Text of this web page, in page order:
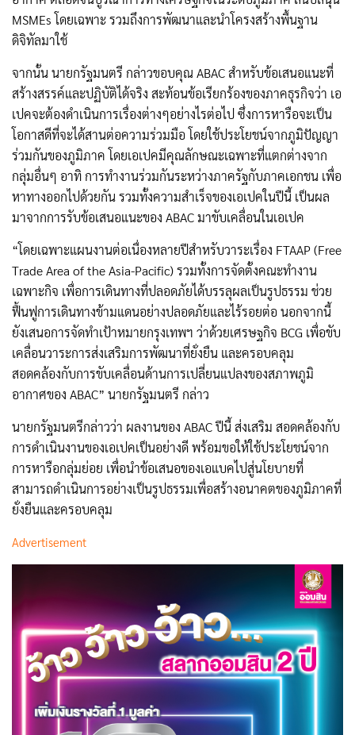
MSMEs โดยเฉพาะ รวมถึงการพัฒนาและนำโครงสร้างพื้นฐาน
ดิจิทัลมาใช้
จากนั้น นายกรัฐมนตรี กล่าวขอบคุณ ABAC สำหรับข้อเสนอแนะที่
สร้างสรรค์และปฏิบัติได้จริง สะท้อนข้อเรียกร้องของภาคธุรกิจว่า เอ
เปคจะต้องดำเนินการเรื่องต่างๆอย่างไรต่อไป ซึ่งการหารือจะเป็น
โอกาสดีที่จะได้สานต่อความร่วมมือ โดยใช้ประโยชน์จากภูมิปัญญา
ร่วมกันของภูมิภาค โดยเอเปคมีคุณลักษณะเฉพาะที่แตกต่างจาก
กลุ่มอื่นๆ อาทิ การทำงานร่วมกันระหว่างภาครัฐกับภาคเอกชน เพื่อ
หาทางออกไปด้วยกัน รวมทั้งความสำเร็จของเอเปคในปีนี้ เป็นผล
มาจากการรับข้อเสนอแนะของ ABAC มาขับเคลื่อนในเอเปค
“โดยเฉพาะแผนงานต่อเนื่องหลายปีสำหรับวาระเรื่อง FTAAP (Free
Trade Area of the Asia-Pacific) รวมทั้งการจัดตั้งคณะทำงาน
เฉพาะกิจ เพื่อการเดินทางที่ปลอดภัยได้บรรลุผลเป็นรูปธรรม ช่วย
ฟื้นฟูการเดินทางข้ามแดนอย่างปลอดภัยและไร้รอยต่อ นอกจากนี้
ยังเสนอการจัดทำเป้าหมายกรุงเทพฯ ว่าด้วยเศรษฐกิจ BCG เพื่อขับ
เคลื่อนวาระการส่งเสริมการพัฒนาที่ยั่งยืน และครอบคลุม
สอดคล้องกับการขับเคลื่อนด้านการเปลี่ยนแปลงของสภาพภูมิ
อากาศของ ABAC” นายกรัฐมนตรี กล่าว
นายกรัฐมนตรีกล่าวว่า ผลงานของ ABAC ปีนี้ ส่งเสริม สอดคล้องกับ
การดำเนินงานของเอเปคเป็นอย่างดี พร้อมขอให้ใช้ประโยชน์จาก
การหารือกลุ่มย่อย เพื่อนำข้อเสนอของเอแบคไปสู่นโยบายที่
สามารถดำเนินการอย่างเป็นรูปธรรมเพื่อสร้างอนาคตของภูมิภาคที่
ยั่งยืนและครอบคลุม
Advertisement